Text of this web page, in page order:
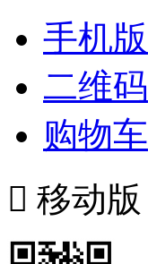
手机版
二维码
购物车
 移动版